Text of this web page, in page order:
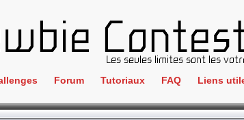
Forum Tutoriaux FAQ Liens
IRC